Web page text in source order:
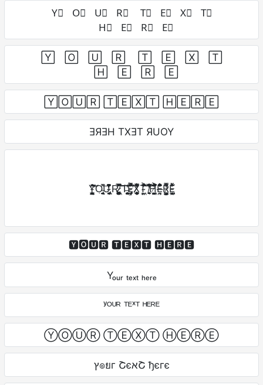
Y⃣ O⃣ U⃣ R⃣ T⃣ E⃣ X⃣ T⃣
H⃣ E⃣ R⃣ E⃣
Y⃞ O⃞ U⃞ R⃞ T⃞ E⃞ X⃞ T⃞
H⃞ E⃞ R⃞ E⃞
🅈🄾🅄🅁 🅃🄴🅇🅃 🄷🄴🅁🄴
ƎЯƎH TXƎT ЯUOY
Y̵̞̳̜̱͈̯̬͉̻̻̙͔̑͂̏̾̉̃̕͝͝O̴̢͔̰̣͈̠͍͂̚͝Ư̴̢̭͔̖̘̬̩̒̏̓̓̃͒͌̆̆͌̏̔R̷̡̧͈̠̞̤̫̞̺͑̅͠ ̷̡͕̜̱̺̯̥̬̲͙͎͖̬̈́̀͂̅̀̄͝ͅT̶̰͚̫͓̹̜̠͚͚̜͊̓͊͝E̵̡̡̘̗͇̲͆̆̾̃͐̿̕͠X̸̨̝̭̲̫̣̗̥̙̥͙͕͙͌̅̓͌͋̾̀͗ͅT̴͍̦͖̍̽̆͒̍̏͐̈͛̈̌̈́͠͝ ̸͖̘̠̻͆͐̃͋̋̾̅̒̏͂̕͠͝H̸͈͖̰̰͈̺̆̍̈́̆́͐́͋̚E̶͉͍͌̉̍̉̊͂͆̌̏̽͒͋R̷͉̜͇͕̳̳̿̏͌̊̒Ë̵̹͎̲͖͉͖̘́̇̐͒͋
🆈🅾🆄🆁 🆃🅴🆇🆃 🅷🅴🆁🅴
Yₒᵤᵣ ₜₑₓₜ ₕₑᵣₑ
ʸᴼᵁᴿ ᵀᴱˣᵀ ᴴᴱᴿᴱ
ⓎⓄⓊⓇ ⓉⒺⓍⓉ ⒽⒺⓇⒺ
ץ๏ยг ՇєאՇ ђєгє